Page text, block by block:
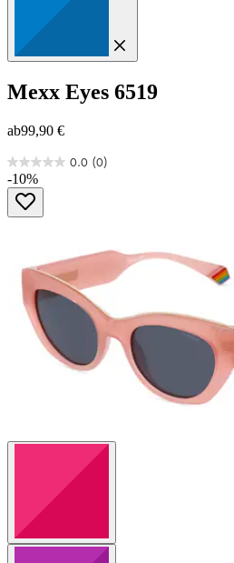
Mexx Eyes 6519
ab99,90 €
0.0 (0)
0.0
von
Sternen.
-10%